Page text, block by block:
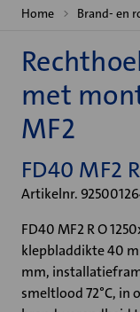
Home Brand- en
met
MF2
FD40 MF2
Artikelnr.
FD40 MF2 R O
klepbladdikte 40
mm,
smeltlood 72°C, in